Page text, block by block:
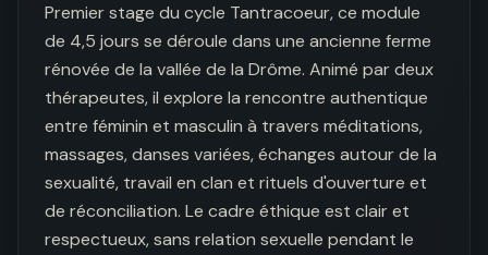
Premier stage du cycle Tantracoeur, ce module
de 4,5 jours se déroule dans une ancienne ferme
rénovée de la vallée de la Drôme. Animé par deux
thérapeutes, il explore la rencontre authentique
entre féminin et masculin à travers méditations,
massages, danses variées, échanges autour de la
sexualité, travail en clan et rituels d'ouverture et
de réconciliation. Le cadre éthique est clair et
respectueux, sans relation sexuelle pendant le